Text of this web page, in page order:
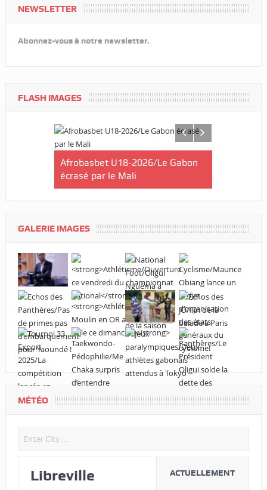
NEWSLETTER
Abonnez-vous à notre newsletter.
FLASH IMAGES
Afrobasbet U18-2026/Le Gabon
écrasé par le Mali
GALERIE IMAGES
MÉTÉO
Libreville ACTUELLEMENT